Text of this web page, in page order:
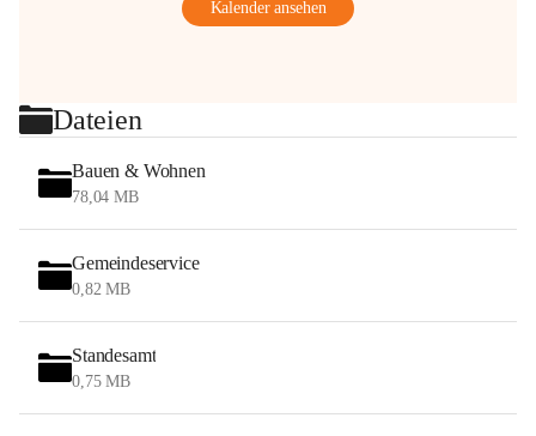
Kalender ansehen
Dateien
Bauen & Wohnen
78,04 MB
Gemeindeservice
0,82 MB
Standesamt
0,75 MB